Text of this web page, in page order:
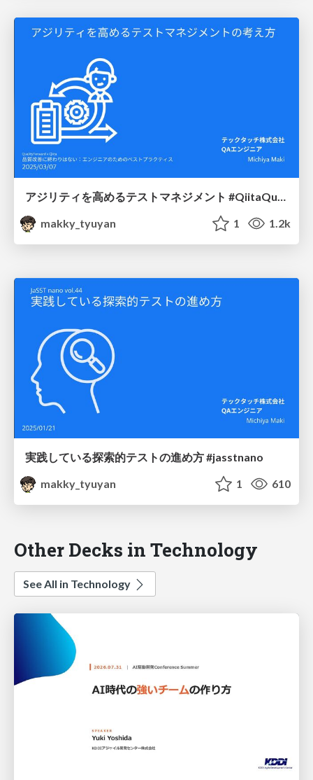
アジリティを高めるテストマネジメント #QiitaQualityForward
makky_tyuyan
1 1.2k
実践している探索的テストの進め方 #jasstnano
makky_tyuyan
1 610
Other Decks in Technology
See All in Technology